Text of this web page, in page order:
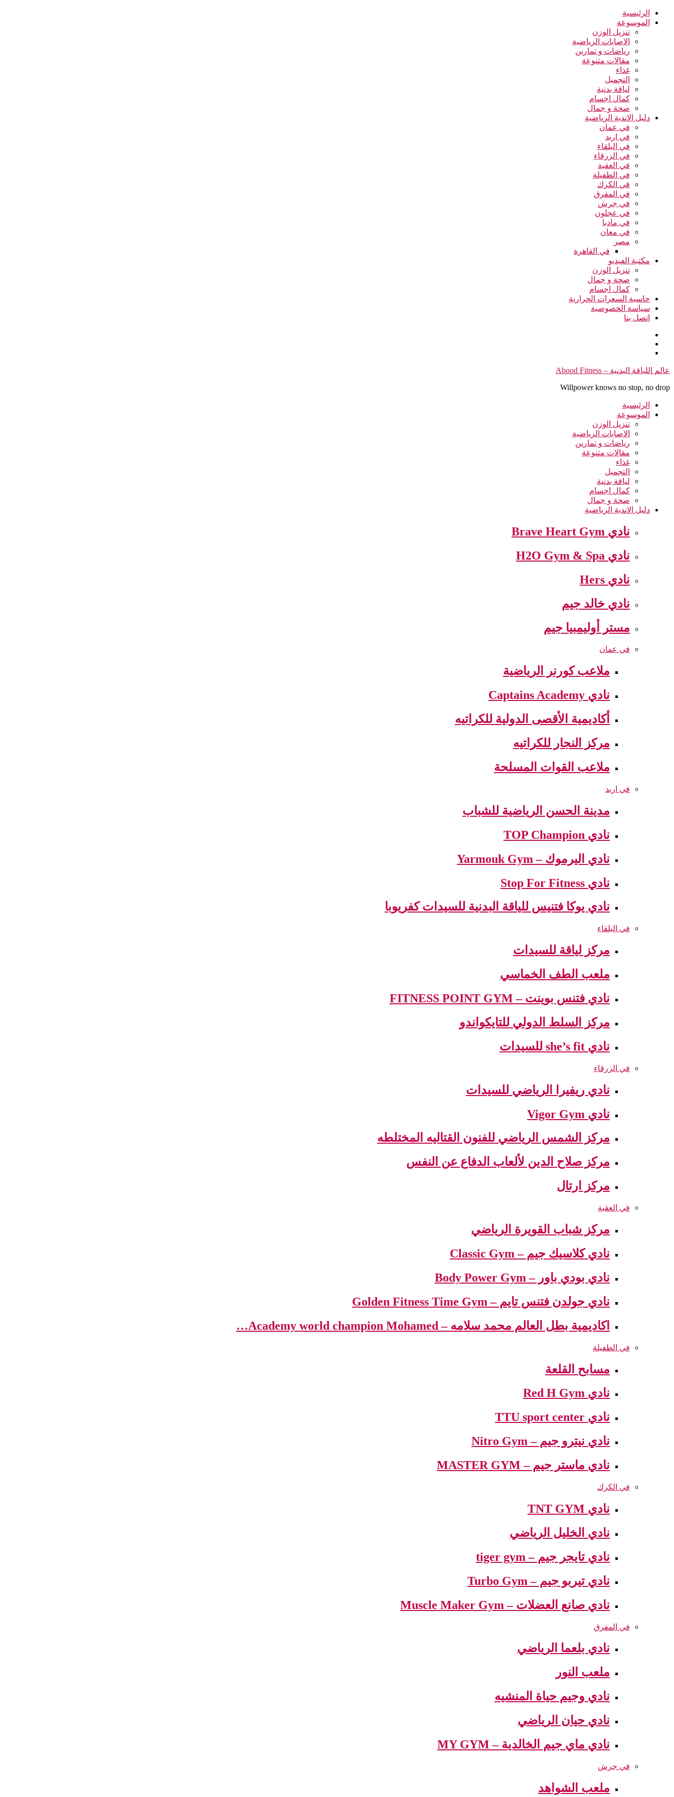
الرئيسية
الموسوعة
تنزيل الوزن
الاصابات الرياضية
رياضات و تمارين
مقالات متنوعة
غذاء
التجميل
لياقة بدنية
كمال اجسام
صحة و جمال
دليل الاندية الرياضية
في عمان
في اربد
في البلقاء
في الزرقاء
في العقبة
في الطفيلة
في الكرك
في المفرق
في جرش
في عجلون
في مادبا
في معان
مصر
في القاهرة
مكتبة الفيديو
تنزيل الوزن
صحة و جمال
كمال اجسام
حاسبة السعرات الحرارية
سياسة الخصوصية
اتصل بنا
التجاوز
المحتوى
عالم اللياقة البدنية – Abood Fitness
Willpower knows no stop, no drop
الرئيسية
الموسوعة
تنزيل الوزن
الاصابات الرياضية
رياضات و تمارين
مقالات متنوعة
غذاء
التجميل
لياقة بدنية
كمال اجسام
صحة و جمال
دليل الاندية الرياضية
نادي Brave Heart Gym
نادي H2O Gym & Spa
نادي Hers
نادي خالد جيم
مستر أوليمبيا جيم
في عمان
ملاعب كورنر الرياضية
نادي Captains Academy
أكاديمية الأقصى الدولية للكراتيه
مركز النجار للكراتيه
ملاعب القوات المسلحة
في اربد
مدينة الحسن الرياضية للشباب
نادي TOP Champion
نادي اليرموك – Yarmouk Gym
نادي Stop For Fitness
نادي يوكا فتنيس للياقة البدنية للسيدات كفريوبا
في البلقاء
مركز لياقة للسيدات
ملعب الطف الخماسي
نادي فتنس بوينت – FITNESS POINT GYM
مركز السلط الدولي للتايكواندو
نادي she’s fit للسيدات
في الزرقاء
نادي ريفيرا الرياضي للسيدات
نادي Vigor Gym
مركز الشمس الرياضي للفنون القتاليه المختلطه
مركز صلاح الدين لألعاب الدفاع عن النفس
مركز ارتال
في العقبة
مركز شباب القويرة الرياضي
نادي كلاسيك جيم – Classic Gym
نادي بودي باور – Body Power Gym
نادي جولدن فتنس تايم – Golden Fitness Time Gym
اكاديمية بطل العالم محمد سلامه – Academy world champion Mohamed…
في الطفيلة
مسابح القلعة
نادي Red H Gym
نادي TTU sport center
نادي نيترو جيم – Nitro Gym
نادي ماستر جيم – MASTER GYM
في الكرك
نادي TNT GYM
نادي الخليل الرياضي
نادي تايجر جيم – tiger gym
نادي تيربو جيم – Turbo Gym
نادي صانع العضلات – Muscle Maker Gym
في المفرق
نادي بلعما الرياضي
ملعب النور
نادي وجيم حياة المنشيه
نادي حيان الرياضي
نادي ماي جيم الخالدية – MY GYM
في جرش
ملعب الشواهد